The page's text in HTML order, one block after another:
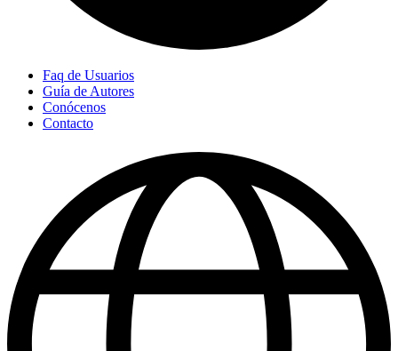
Faq de Usuarios
Guía de Autores
Conócenos
Contacto